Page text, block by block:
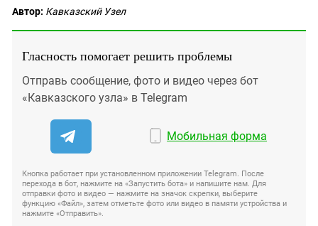
Автор: Кавказский Узел
Гласность помогает решить проблемы
Отправь сообщение, фото и видео через бот
«Кавказского узла» в Telegram
Мобильная форма
Кнопка работает при установленном приложении Telegram. После
перехода в бот, нажмите на «Запустить бота» и напишите нам. Для
отправки фото и видео — нажмите на значок скрепки, выберите
функцию «Файл», затем отметьте фото или видео в памяти устройства и
нажмите «Отправить».